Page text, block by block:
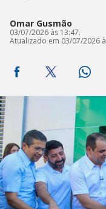
Omar Gusmão
03/07/2026 às 13:47.
Atualizado em 03/07/2026